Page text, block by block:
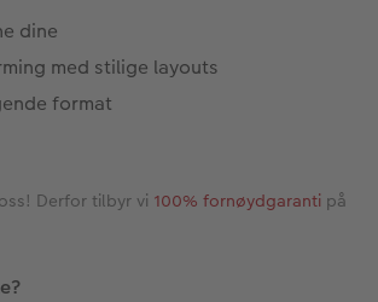
dine
med stilige layouts
format
Derfor tilbyr vi 100% fornøydgaranti på